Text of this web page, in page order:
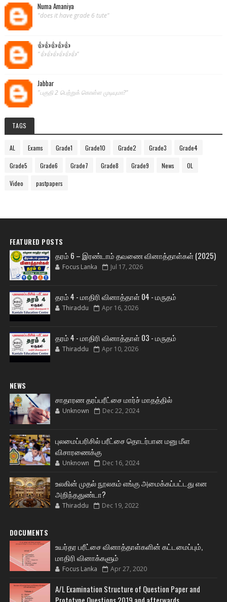
Numa Amaniya
"does it have grade 6 tute"
👍👍👍👍👍
"👍👍👍👍👍👍"
Jabbar
"பகுதி 2 பெற்றுக் கொள்ள முடியுமா?"
TAGS
AL Exams Grade1 Grade10 Grade2 Grade3 Grade4
Grade5 Grade6 Grade7 Grade8 Grade9 News OL
Video pastpapers
FEATURED POSTS
தரம் 6 – இரண்டாம் தவணை வினாத்தாள்கள் (2025)
Focus Lanka Jul 17, 2026
தரம் 4 - மாதிரி வினாத்தாள் 04 - மருதம்
Thiraddu Apr 16, 2026
தரம் 4 - மாதிரி வினாத்தாள் 03 - மருதம்
Thiraddu Apr 10, 2026
NEWS
சாதாரண தரப்பரீட்சை மார்ச் மாதத்தில்
Unknown Dec 22, 2024
புலமைப்பரிசில் பரீட்சை தொடர்பான மனு மீள
விசாரணைக்கு
Unknown Dec 16, 2024
உலகின் முதல் நூலகம் எங்கு அமைக்கப்பட்டது என
அறிந்ததுண்டா?
Thiraddu Dec 19, 2022
DOCUMENTS
உயர்தர பரீட்சை வினாத்தாள்களின் கட்டமைப்பும்,
மாதிரி வினாக்களும்
Focus Lanka Apr 27, 2020
A/L Examination Structure of Question Paper and